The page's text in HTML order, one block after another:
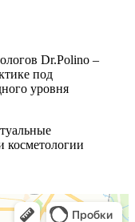
Dr.Polino –
под
уровня
косметологии